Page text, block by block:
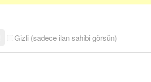
Gizli (sadece ilan sahibi görsün)